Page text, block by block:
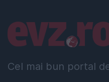
Cel mai bun portal
Linkuri utile